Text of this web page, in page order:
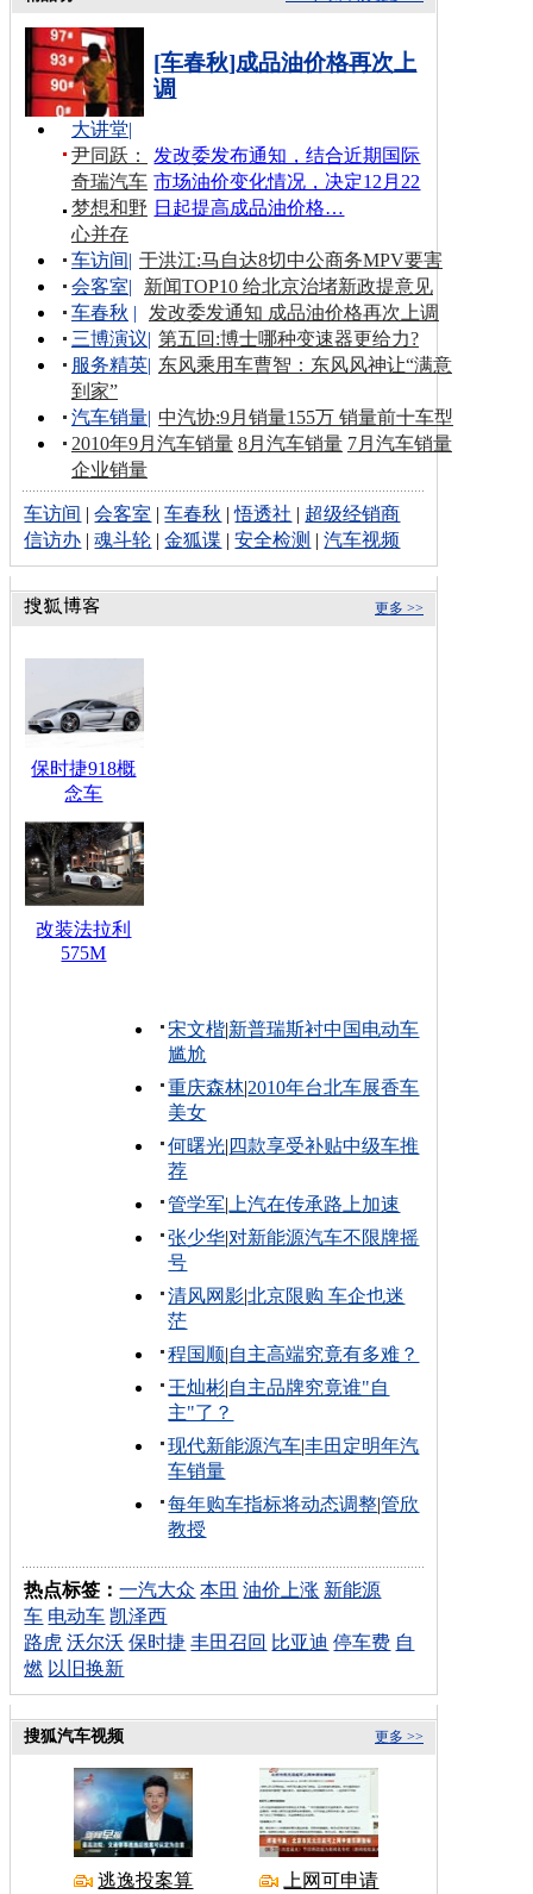
[车春秋]成品油价格再次上
调
发改委发布通知，结合近期国际
市场油价变化情况，决定12月22
日起提高成品油价格…
大讲堂|
尹同跃：
奇瑞汽车
梦想和野
心并存
车访间| 于洪江:马自达8切中公商务MPV要害
会客室|
新闻TOP10 给北京治堵新政提意见
车春秋 |
发改委发通知 成品油价格再次上调
三博演议| 第五回:博士哪种变速器更给力?
服务精英| 东风乘用车曹智：东风风神让“满意
到家”
汽车销量| 中汽协:9月销量155万 销量前十车型
2010年9月汽车销量 8月汽车销量 7月汽车销量
企业销量
车访间 |会客室 |车春秋 |悟透社 | 超级经销商
信访办 |魂斗轮 |金狐谍 |安全检测 |汽车视频
更多 >>
保时捷918概
念车
改装法拉利
575M
宋文楷|新普瑞斯衬中国电动车
尴尬
重庆森林|2010年台北车展香车
美女
何曙光| 四款享受补贴中级车推
荐
管学军| 上汽在传承路上加速
张少华|对新能源汽车不限牌摇
号
清风网影|北京限购 车企也迷
茫
程国顺|自主高端究竟有多难？
王灿彬|自主品牌究竟谁"自
主"了？
现代新能源汽车|丰田定明年汽
车销量
每年购车指标将动态调整|管欣
教授
热点标签：一汽大众 本田 油价上涨 新能源
车 电动车 凯泽西
路虎 沃尔沃 保时捷 丰田召回 比亚迪 停车费 自
燃 以旧换新
更多 >>
搜狐汽车视频
逃逸投案算
上网可申请